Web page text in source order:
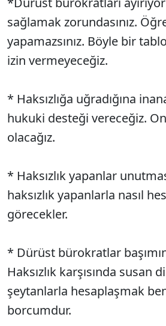
sağlamak zorundasınız.
yapamazsınız. Böyle bir
izin vermeyeceğiz.
* Haksızlığa uğradığına
hukuki desteği vereceğiz.
olacağız.
* Haksızlık yapanlar
haksızlık yapanlarla nasıl
görecekler.
* Dürüst bürokratlar
Haksızlık karşısında susan
şeytanlarla hesaplaşmak
borcumdur.